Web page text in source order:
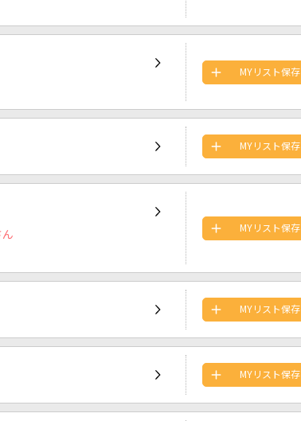
MYリスト保存
MYリスト保存
MYリスト保存
MYリスト保存
MYリスト保存